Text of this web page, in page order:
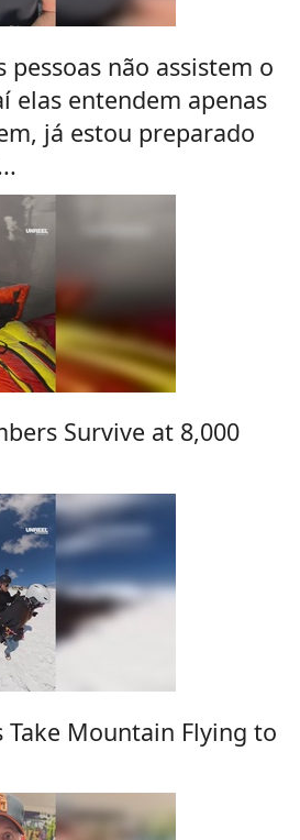
pessoas não assistem o
elas entendem apenas
já estou preparado
Survive at 8,000
Take Mountain Flying to